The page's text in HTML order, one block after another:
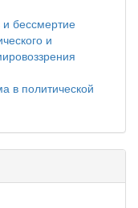
и бессмертие
и
в политической